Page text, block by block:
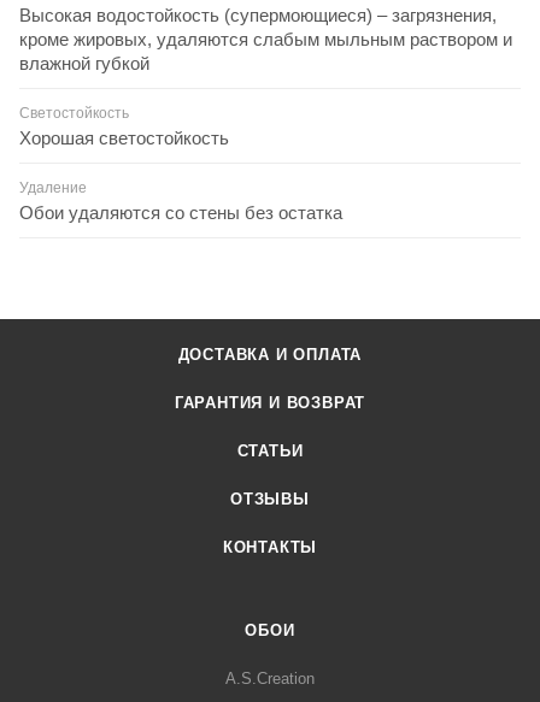
Высокая водостойкость (супермоющиеся) – загрязнения,
кроме жировых, удаляются слабым мыльным раствором и
влажной губкой
Светостойкость
Хорошая светостойкость
Удаление
Обои удаляются со стены без остатка
ДОСТАВКА И ОПЛАТА
ГАРАНТИЯ И ВОЗВРАТ
СТАТЬИ
ОТЗЫВЫ
КОНТАКТЫ
ОБОИ
A.S.Creation